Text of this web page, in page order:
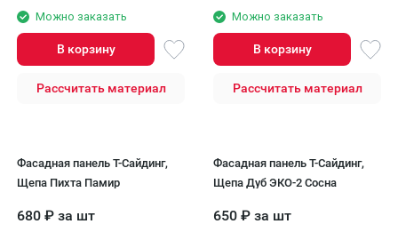
Можно заказать
В корзину
Рассчитать материал
Можно заказать
В корзину
Рассчитать материал
Фасадная панель T-Сайдинг,
Щепа Пихта Памир
680 ₽ за шт
Фасадная панель T-Сайдинг,
Щепа Дуб ЭКО-2 Сосна
650 ₽ за шт